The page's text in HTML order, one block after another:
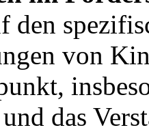
den
von
das